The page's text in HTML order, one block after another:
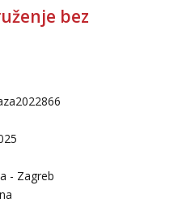
bez
- Zagreb